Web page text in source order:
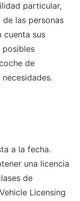
particular,
las personas
cuenta sus
posibles
de
a la fecha.
una licencia
de
Licensing